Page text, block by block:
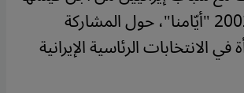
الوثائقي لعام 2002 "أيّامنا"، حول المشاركة
الانتخابات الرئاسية الإيرانية